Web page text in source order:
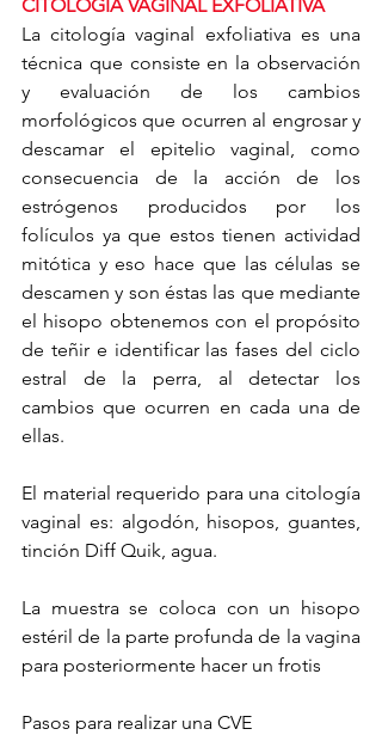
CITOLOGÍA VAGINAL EXFOLIATIVA
La citología vaginal exfoliativa es una
técnica que consiste en la observación
y evaluación de los cambios
morfológicos que ocurren al engrosar y
descamar el epitelio vaginal, como
consecuencia de la acción de los
estrógenos producidos por los
folículos ya que estos tienen actividad
mitótica y eso hace que las células se
descamen y son éstas las que mediante
el hisopo obtenemos con el propósito
de teñir e identificar las fases del ciclo
estral de la perra, al detectar los
cambios que ocurren en cada una de
ellas.
El material requerido para una citología
vaginal es: algodón, hisopos, guantes,
tinción Diff Quik, agua.
La muestra se coloca con un hisopo
estéril de la parte profunda de la vagina
para posteriormente hacer un frotis
Pasos para realizar una CVE